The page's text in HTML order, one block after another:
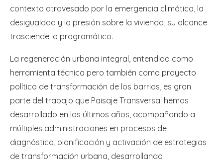
contexto atravesado por la emergencia climática, la
desigualdad y la presión sobre la vivienda, su alcance
trasciende lo programático.
La regeneración urbana integral, entendida como
herramienta técnica pero también como proyecto
político de transformación de los barrios, es gran
parte del trabajo que Paisaje Transversal hemos
desarrollado en los últimos años, acompañando a
múltiples administraciones en procesos de
diagnóstico, planificación y activación de estrategias
de transformación urbana, desarrollando